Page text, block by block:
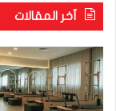
آخر المقالات